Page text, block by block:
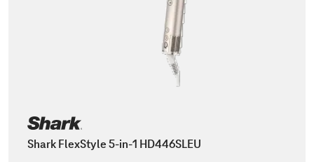
Shark FlexStyle 5-in-1 HD446SLEU